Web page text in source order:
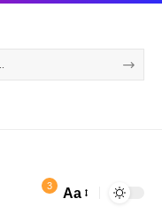
3 Aa